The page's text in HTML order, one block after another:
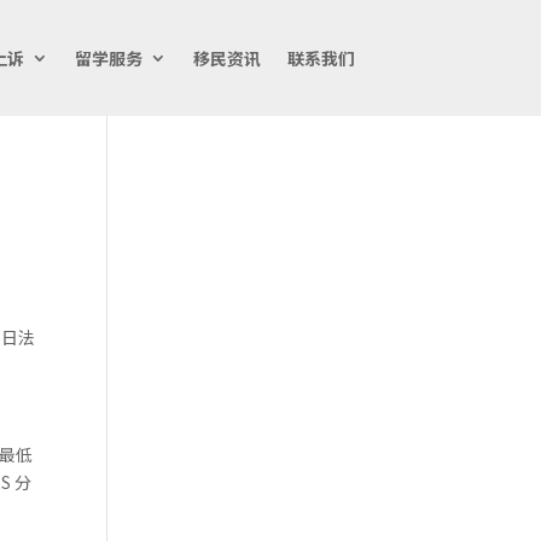
诉 留学服务 移民资讯 联系我们
法
低
分